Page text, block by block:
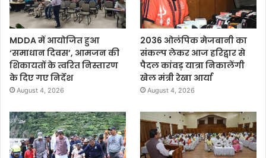
MDDA में आयोजित हुआ
‘समाधान दिवस’, आमजन की
शिकायतों के त्वरित निस्तारण
के दिए गए निर्देश
August 4, 2026
2036 ओलंपिक मेजबानी का
संकल्प लेकर आज हरिद्वार से
पैदल कांवड़ यात्रा निकालेंगी
खेल मंत्री रेखा आर्या
August 4, 2026